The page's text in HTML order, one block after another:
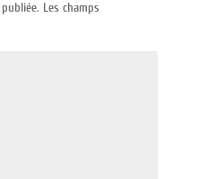
Les champs